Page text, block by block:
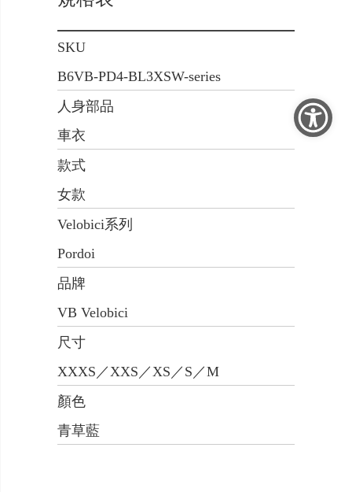
SKU
B6VB-PD4-BL3XSW-series
人身部品
車衣
款式
女款
Velobici系列
Pordoi
品牌
VB Velobici
尺寸
XXXS／XXS／XS／S／M
顏色
青草藍